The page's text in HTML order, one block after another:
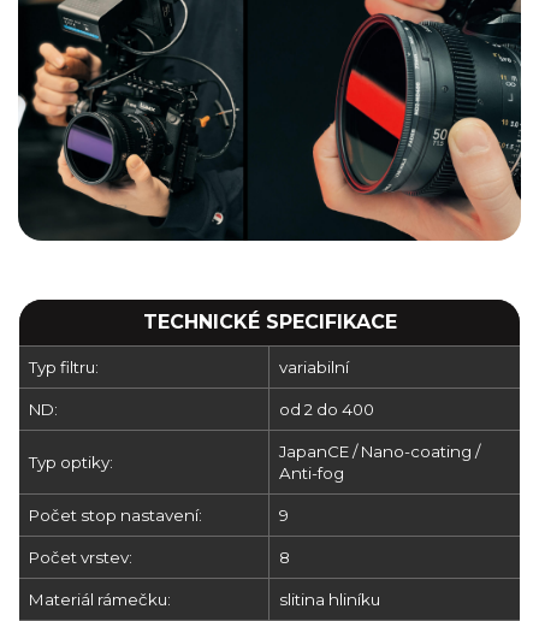
TECHNICKÉ SPECIFIKACE
Typ filtru: variabilní
ND: od 2 do 400
Typ optiky:
JapanCE / Nano-coating /
Anti-fog
Počet stop nastavení: 9
Počet vrstev: 8
Materiál rámečku: slitina hliníku